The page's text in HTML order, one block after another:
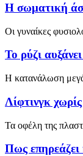
Η σωματική
Οι γυναίκες
Το ρύζι
Η κατανάλωση
Λίφτινγκ
Τα οφέλη της
Πως